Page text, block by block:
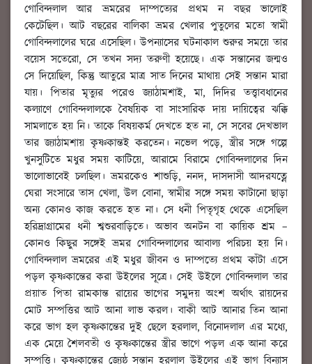
গোবিন্দলাল আর ভ্রমরের দাম্পত্যের প্রথম ন বছর ভালোই
কেটেছিল। আট বছরের বালিকা ভ্রমর খেলার পুতুলের মতো স্বামী
গোবিন্দলালের ঘরে এসেছিল। উপন্যাসের ঘটনাকাল শুরুর সময়ে তার
বয়েস সতেরো, সে তখন সদ্য তরুণী হয়েছে। এক সন্তানের জন্মও
সে দিয়েছিল, কিন্তু আতুরে মাত্র সাত দিনের মাথায় সেই সন্তান মারা
যায়। পিতার মৃত্যুর পরেও জ্যাঠামশাই, মা, দিদির তত্ত্বাবধানের
কল্যাণে গোবিন্দলালকে বৈষয়িক বা সাংসারিক দায় দায়িত্বের ঝক্কি
সামলাতে হয় নি। তাকে বিষয়কর্ম দেখতে হত না, সে সবের দেখভাল
তার জ্যাঠামশায় কৃষ্ণকান্তই করতেন। নভেল পড়ে, স্ত্রীর সঙ্গে গল্পে
খুনসুটিতে মধুর সময় কাটিয়ে, আরামে বিরামে গোবিন্দলালের দিন
ভালোভাবেই চলছিল। ভ্রমরকেও শাশুড়ি, ননদ, দাসদাসী আদরযত্নে
ঘেরা সংসারে তাস খেলা, উল বোনা, স্বামীর সঙ্গে সময় কাটানো ছাড়া
অন্য কোনও কাজ করতে হত না। সে ধনী পিতৃগৃহ থেকে এসেছিল
হরিদ্রাগ্রামের ধনী শ্বশুরবাড়িতে। অভাব অনটন বা কায়িক শ্রম –
কোনও কিছুর সঙ্গেই ভ্রমর গোবিন্দলালের আবাল্য পরিচয় হয় নি।
গোবিন্দলাল ভ্রমরের এই মধুর জীবন ও দাম্পত্যে প্রথম কাঁটা এসে
পড়ল কৃষ্ণকান্তের করা উইলের সূত্রে। সেই উইলে গোবিন্দলাল তার
প্রয়াত পিতা রামকান্ত রায়ের ভাগের সমুদয় অংশ অর্থাৎ রায়দের
মোট সম্পত্তির আট আনা লাভ করল। বাকী আট আনার তিন আনা
করে ভাগ হল কৃষ্ণকান্তের দুই ছেলে হরলাল, বিনোদলাল এর মধ্যে,
এক মেয়ে শৈলবতী ও কৃষ্ণকান্তের স্ত্রীর ভাগে পড়ল এক আনা করে
সম্পত্তি। কৃষ্ণকান্তের জ্যেষ্ঠ সন্তান হরলাল উইলের এই ভাগ বিন্যাস